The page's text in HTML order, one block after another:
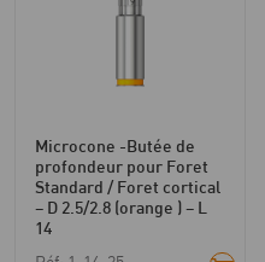
Microcone -Butée de
profondeur pour Foret
Standard / Foret cortical
– D 2.5/2.8 (orange ) – L
14